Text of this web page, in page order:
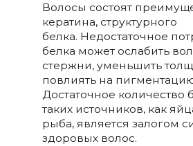
Волосы состоят
кератина, структурного
белка. Недостаточное
белка может ослабить
стержни, уменьшить
повлиять на
Достаточное количество
таких источников, как
рыба, является залогом
здоровых волос.